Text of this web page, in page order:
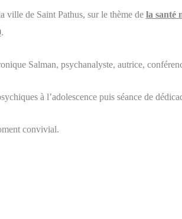
ville de Saint Pathus, sur le thème de la santé
.
Salman, psychanalyste, autrice,
à l’adolescence puis séance de
convivial.